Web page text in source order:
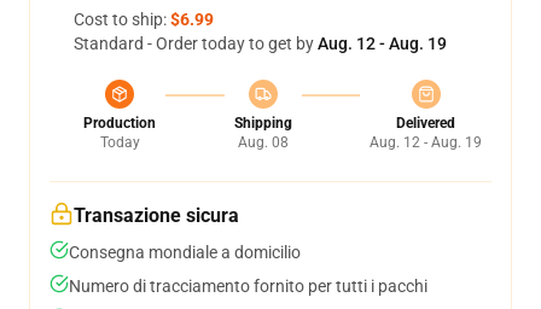
Cost to ship:$6.99
Standard - Order today to get byAug. 12 - Aug. 19
Production
Today
Shipping
Aug. 08
Delivered
Aug. 12 - Aug. 19
Transazione sicura
Consegna mondiale a domicilio
Numero di tracciamento fornito per tutti i pacchi